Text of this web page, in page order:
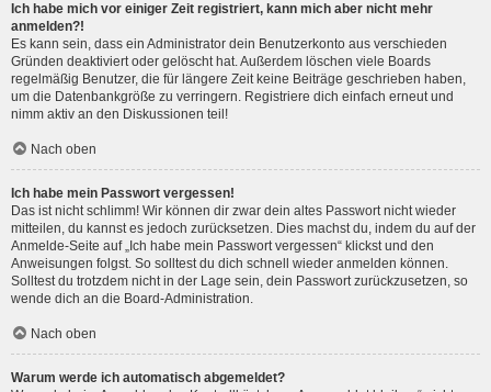
Ich habe mich vor einiger Zeit registriert, kann mich aber nicht mehr
anmelden?!
Es kann sein, dass ein Administrator dein Benutzerkonto aus verschieden
Gründen deaktiviert oder gelöscht hat. Außerdem löschen viele Boards
regelmäßig Benutzer, die für längere Zeit keine Beiträge geschrieben haben,
um die Datenbankgröße zu verringern. Registriere dich einfach erneut und
nimm aktiv an den Diskussionen teil!
Nach oben
Ich habe mein Passwort vergessen!
Das ist nicht schlimm! Wir können dir zwar dein altes Passwort nicht wieder
mitteilen, du kannst es jedoch zurücksetzen. Dies machst du, indem du auf der
Anmelde-Seite auf „Ich habe mein Passwort vergessen“ klickst und den
Anweisungen folgst. So solltest du dich schnell wieder anmelden können.
Solltest du trotzdem nicht in der Lage sein, dein Passwort zurückzusetzen, so
wende dich an die Board-Administration.
Nach oben
Warum werde ich automatisch abgemeldet?